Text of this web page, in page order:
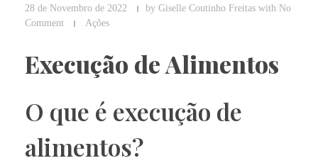
28 de Novembro de 2022 by Giselle Coutinho Freitas with No
Comment
Ações
Execução de Alimentos
O que é execução de
alimentos?